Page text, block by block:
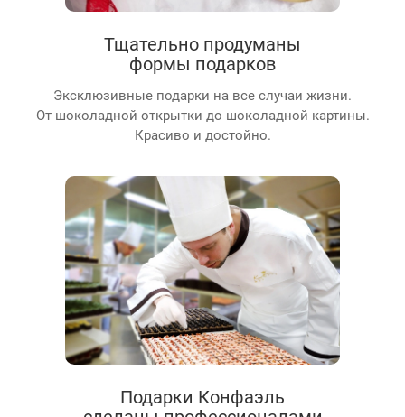
Тщательно продуманы
формы подарков
Эксклюзивные подарки на все случаи жизни.
От шоколадной открытки до шоколадной картины.
Красиво и достойно.
Подарки Конфаэль